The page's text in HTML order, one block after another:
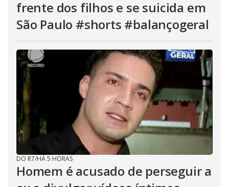
frente dos filhos e se suicida em
São Paulo #shorts #balançogeral
DO R7/HÁ 5 HORAS
Homem é acusado de perseguir a